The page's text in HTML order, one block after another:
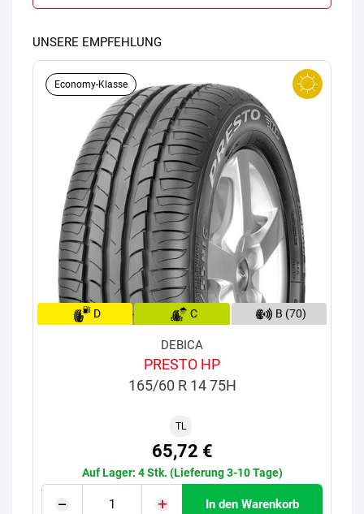
UNSERE EMPFEHLUNG
Economy-Klasse
D C B (70)
DEBICA
PRESTO HP
165/60 R 14 75H
TL
65,72 €
Auf Lager: 4 Stk. (Lieferung 3-10 Tage)
In den Warenkorb